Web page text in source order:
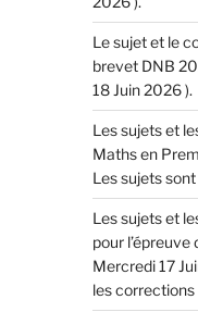
Le sujet et le
brevet DNB
18 Juin 2026 ).
Les sujets et
Maths en
Les sujets
Les sujets et
pour l’épreuve
Mercredi 17
les corrections